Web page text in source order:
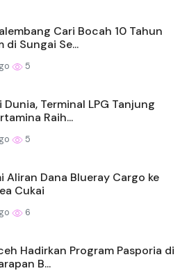
Cari Bocah 10 Tahun
di Sungai Se...
5
Dunia, Terminal LPG Tanjung
Raih...
5
Aliran Dana Blueray Cargo ke
Cukai
6
Hadirkan Program Pasporia di
B...